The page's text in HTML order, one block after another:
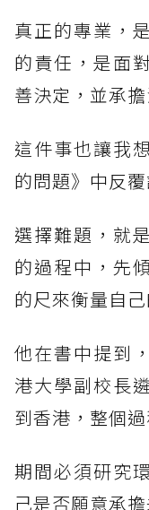
真正的專業，
的責任，是面
善決定，並承
這件事也讓我
的問題》中反
選擇難題，就
的過程中，先
的尺來衡量自己
他在書中提到
港大學副校長
到香港，整個
期間必須研究
己是否願意承